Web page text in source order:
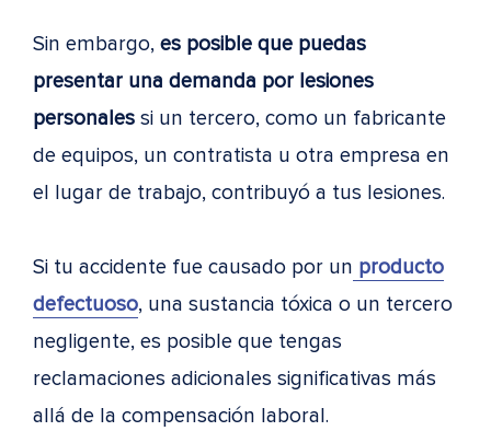
Sin embargo, es posible que puedas
presentar una demanda por lesiones
personales si un tercero, como un fabricante
de equipos, un contratista u otra empresa en
el lugar de trabajo, contribuyó a tus lesiones.
Si tu accidente fue causado por un producto
defectuoso, una sustancia tóxica o un tercero
negligente, es posible que tengas
reclamaciones adicionales significativas más
allá de la compensación laboral.